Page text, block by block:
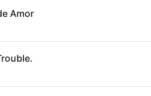
Amor